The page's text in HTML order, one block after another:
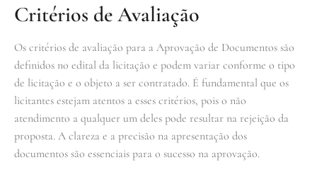
Critérios de Avaliação
Os critérios de avaliação para a Aprovação de Documentos são
definidos no edital da licitação e podem variar conforme o tipo
de licitação e o objeto a ser contratado. É fundamental que os
licitantes estejam atentos a esses critérios, pois o não
atendimento a qualquer um deles pode resultar na rejeição da
proposta. A clareza e a precisão na apresentação dos
documentos são essenciais para o sucesso na aprovação.